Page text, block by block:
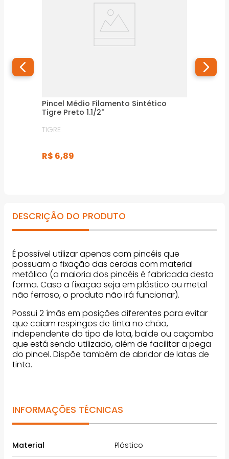
Pincel Médio Filamento Sintético
Tigre Preto 1.1/2"
TIGRE
R$ 6,89
DESCRIÇÃO DO PRODUTO
É possível utilizar apenas com pincéis que
possuam a fixação das cerdas com material
metálico (a maioria dos pincéis é fabricada desta
forma. Caso a fixação seja em plástico ou metal
não ferroso, o produto não irá funcionar).
Possui 2 ímãs em posições diferentes para evitar
que caiam respingos de tinta no chão,
independente do tipo de lata, balde ou caçamba
que está sendo utilizado, além de facilitar a pega
do pincel. Dispõe também de abridor de latas de
tinta.
INFORMAÇÕES TÉCNICAS
Material Plástico